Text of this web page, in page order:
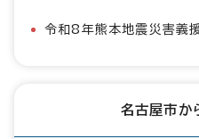
令和8年熊本地震災害義
名古屋市か